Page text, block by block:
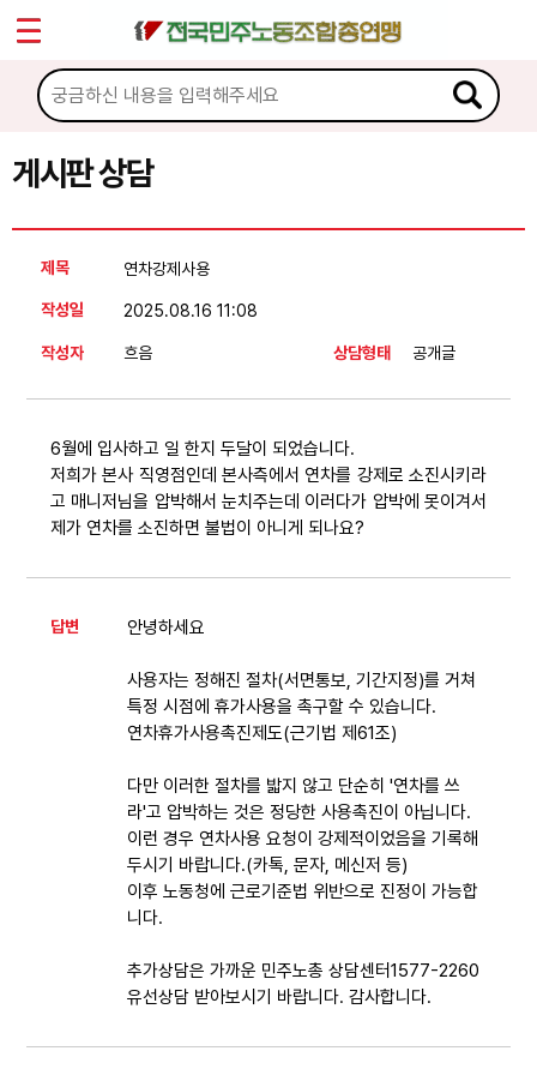
게시판 상담
제목 연차강제사용
작성일 2025.08.16 11:08
작성자 흐음 상담형태 공개글
6월에 입사하고 일 한지 두달이 되었습니다.
저희가 본사 직영점인데 본사측에서 연차를 강제로 소진시키라
고 매니저님을 압박해서 눈치주는데 이러다가 압박에 못이겨서
제가 연차를 소진하면 불법이 아니게 되나요?
답변 안녕하세요
사용자는 정해진 절차(서면통보, 기간지정)를 거쳐
특정 시점에 휴가사용을 촉구할 수 있습니다.
연차휴가사용촉진제도(근기법 제61조)
다만 이러한 절차를 밟지 않고 단순히 '연차를 쓰
라'고 압박하는 것은 정당한 사용촉진이 아닙니다.
이런 경우 연차사용 요청이 강제적이었음을 기록해
두시기 바랍니다.(카톡, 문자, 메신저 등)
이후 노동청에 근로기준법 위반으로 진정이 가능합
니다.
추가상담은 가까운 민주노총 상담센터1577-2260
유선상담 받아보시기 바랍니다. 감사합니다.
마이페이지
소개
소식
노동상담
권리찾기수첩 검색
노동조합 가입 안내
전국 노동상담소 안내
자료
Sketchbook5, 스케치북5
Sketchbook5, 스케치북5